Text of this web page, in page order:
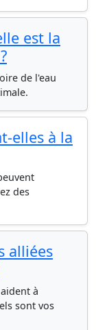
est la
de l'eau
elles à la
des
alliées
à
sont vos